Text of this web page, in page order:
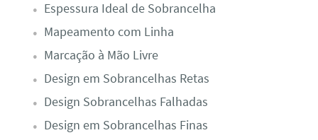
Espessura Ideal de Sobrancelha
Mapeamento com Linha
Marcação à Mão Livre
Design em Sobrancelhas Retas
Design Sobrancelhas Falhadas
Design em Sobrancelhas Finas